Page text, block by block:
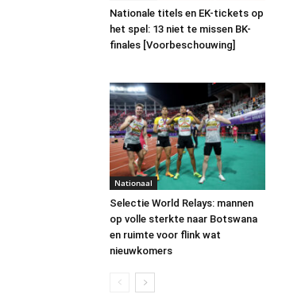
Nationale titels en EK-tickets op
het spel: 13 niet te missen BK-
finales [Voorbeschouwing]
Nationaal
Selectie World Relays: mannen
op volle sterkte naar Botswana
en ruimte voor flink wat
nieuwkomers